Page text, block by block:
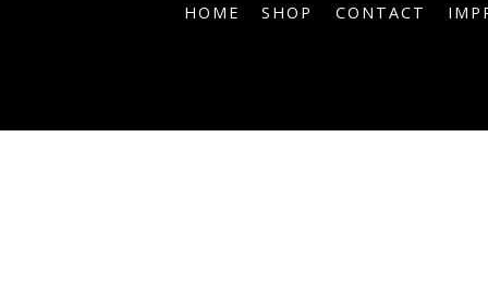
HOME SHOP CONTACT